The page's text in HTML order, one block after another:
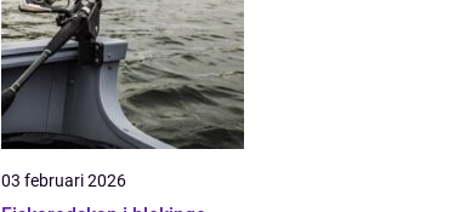
03 februari 2026